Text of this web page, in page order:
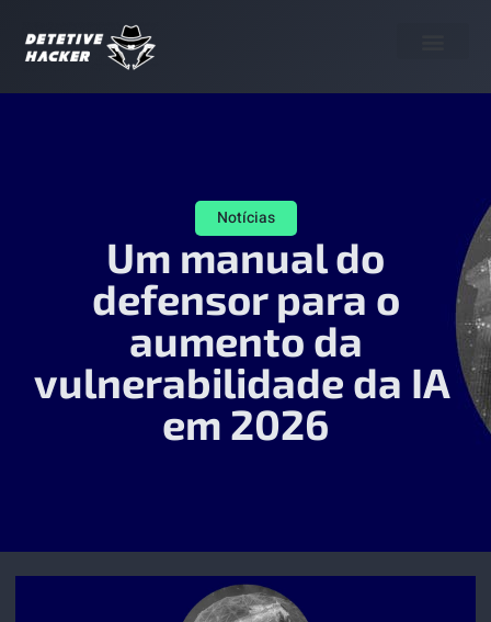
Notícias
Um manual do
defensor para o
aumento da
vulnerabilidade da IA ​​
em 2026